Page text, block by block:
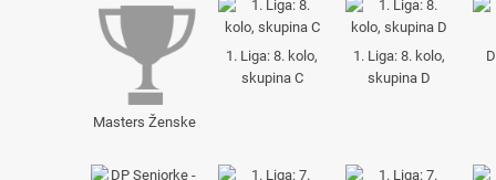
Masters Ženske
1. Liga: 8. kolo,
skupina C
1. Liga: 8. kolo,
skupina D